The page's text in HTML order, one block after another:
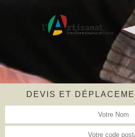
DEVIS ET